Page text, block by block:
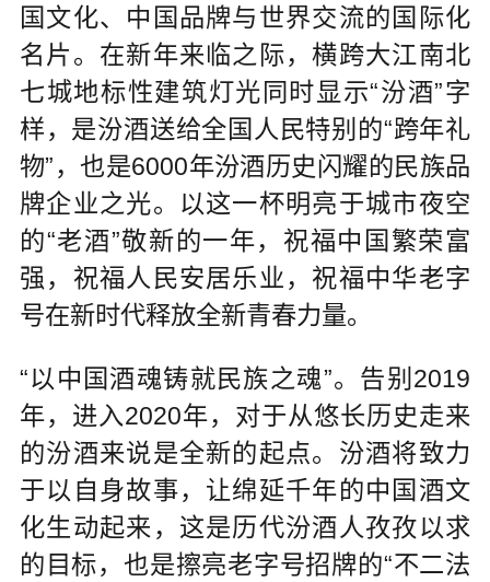
国文化、中国品牌与世界交流的国际化
名片。在新年来临之际，横跨大江南北
七城地标性建筑灯光同时显示“汾酒”字
样，是汾酒送给全国人民特别的“跨年礼
物”，也是6000年汾酒历史闪耀的民族品
牌企业之光。以这一杯明亮于城市夜空
的“老酒”敬新的一年，祝福中国繁荣富
强，祝福人民安居乐业，祝福中华老字
号在新时代释放全新青春力量。
“以中国酒魂铸就民族之魂”。告别2019
年，进入2020年，对于从悠长历史走来
的汾酒来说是全新的起点。汾酒将致力
于以自身故事，让绵延千年的中国酒文
化生动起来，这是历代汾酒人孜孜以求
的目标，也是擦亮老字号招牌的“不二法